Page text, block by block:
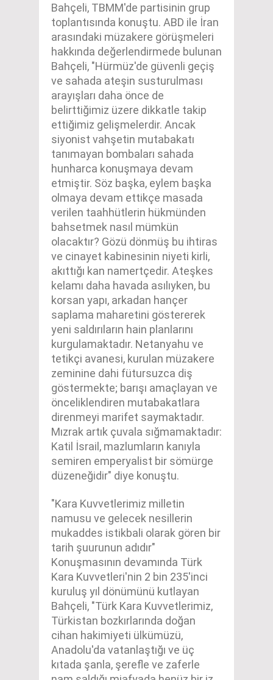
Bahçeli, TBMM'de partisinin grup
toplantısında konuştu. ABD ile İran
arasındaki müzakere görüşmeleri
hakkında değerlendirmede bulunan
Bahçeli, "Hürmüz'de güvenli geçiş
ve sahada ateşin susturulması
arayışları daha önce de
belirttiğimiz üzere dikkatle takip
ettiğimiz gelişmelerdir. Ancak
siyonist vahşetin mutabakatı
tanımayan bombaları sahada
hunharca konuşmaya devam
etmiştir. Söz başka, eylem başka
olmaya devam ettikçe masada
verilen taahhütlerin hükmünden
bahsetmek nasıl mümkün
olacaktır? Gözü dönmüş bu ihtiras
ve cinayet kabinesinin niyeti kirli,
akıttığı kan namertçedir. Ateşkes
kelamı daha havada asılıyken, bu
korsan yapı, arkadan hançer
saplama maharetini göstererek
yeni saldırıların hain planlarını
kurgulamaktadır. Netanyahu ve
tetikçi avanesi, kurulan müzakere
zeminine dahi fütursuzca diş
göstermekte; barışı amaçlayan ve
önceliklendiren mutabakatlara
direnmeyi marifet saymaktadır.
Mızrak artık çuvala sığmamaktadır:
Katil İsrail, mazlumların kanıyla
semiren emperyalist bir sömürge
düzeneğidir" diye konuştu.
"Kara Kuvvetlerimiz milletin
namusu ve gelecek nesillerin
mukaddes istikbali olarak gören bir
tarih şuurunun adıdır"
Konuşmasının devamında Türk
Kara Kuvvetleri'nin 2 bin 235'inci
kuruluş yıl dönümünü kutlayan
Bahçeli, "Türk Kara Kuvvetlerimiz,
Türkistan bozkırlarında doğan
cihan hakimiyeti ülkümüzü,
Anadolu'da vatanlaştığı ve üç
kıtada şanla, şerefle ve zaferle